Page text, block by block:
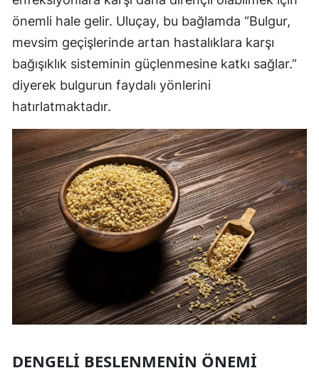
önemli hale gelir. Uluçay, bu bağlamda “Bulgur,
mevsim geçişlerinde artan hastalıklara karşı
bağışıklık sisteminin güçlenmesine katkı sağlar.”
diyerek bulgurun faydalı yönlerini
hatırlatmaktadır.
DENGELI BESLENMENIN ÖNEMI